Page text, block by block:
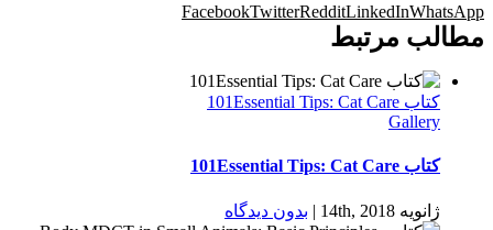
FacebookTwitterRedditLinkedInWhatsApp
مطالب مرتبط
کتاب 101Essential Tips: Cat Care
Gallery
کتاب 101Essential Tips: Cat Care
ژانویه 14th, 2018 | بدون ديدگاه